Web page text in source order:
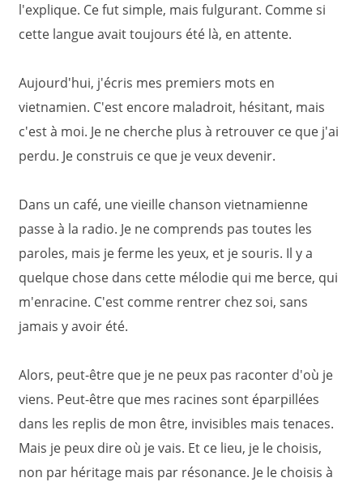
l'explique. Ce fut simple, mais fulgurant. Comme si
cette langue avait toujours été là, en attente.
Aujourd'hui, j'écris mes premiers mots en
vietnamien. C'est encore maladroit, hésitant, mais
c'est à moi. Je ne cherche plus à retrouver ce que j'ai
perdu. Je construis ce que je veux devenir.
Dans un café, une vieille chanson vietnamienne
passe à la radio. Je ne comprends pas toutes les
paroles, mais je ferme les yeux, et je souris. Il y a
quelque chose dans cette mélodie qui me berce, qui
m'enracine. C'est comme rentrer chez soi, sans
jamais y avoir été.
Alors, peut-être que je ne peux pas raconter d'où je
viens. Peut-être que mes racines sont éparpillées
dans les replis de mon être, invisibles mais tenaces.
Mais je peux dire où je vais. Et ce lieu, je le choisis,
non par héritage mais par résonance. Je le choisis à